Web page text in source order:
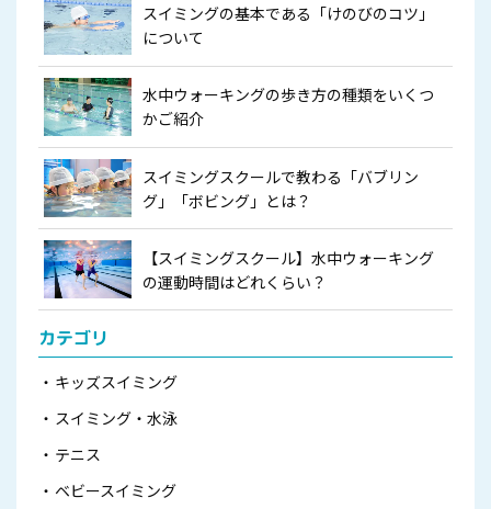
スイミングの基本である「けのびのコツ」
について
水中ウォーキングの歩き方の種類をいくつ
かご紹介
スイミングスクールで教わる「バブリン
グ」「ボビング」とは？
【スイミングスクール】水中ウォーキング
の運動時間はどれくらい？
カテゴリ
キッズスイミング
スイミング・水泳
テニス
ベビースイミング